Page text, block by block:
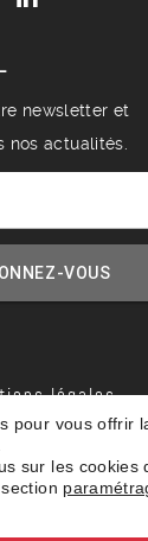
newsletter et
nos actualités.
VOUS
légales
de
RGPD
pour vous offrir
sur les cookies